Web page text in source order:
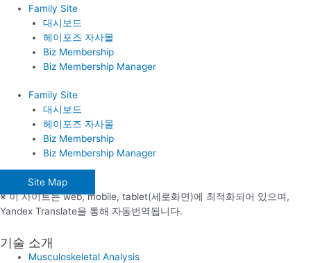
Family Site
대시보드
헤이포즈 자사몰
Biz Membership
Biz Membership Manager
Family Site
대시보드
헤이포즈 자사몰
Biz Membership
Biz Membership Manager
Site Map
※ 이 사이트는 web, mobile, tablet(세로화면)에 최적화되어 있으며,
Yandex Translate을 통해 자동번역됩니다.
기술 소개
Musculoskeletal Analysis